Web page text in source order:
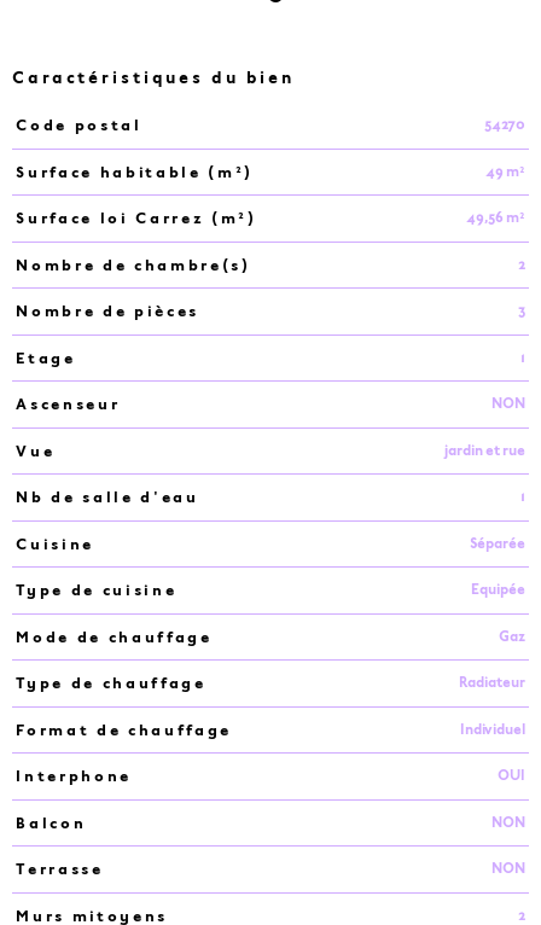
Caractéristiques du bien
Caractéristiques Valeurs
Code postal 54270
Surface habitable (m²) 49 m²
Surface loi Carrez (m²) 49,56 m²
Nombre de chambre(s) 2
Nombre de pièces 3
Etage 1
Ascenseur NON
Vue jardin et rue
Nb de salle d'eau 1
Cuisine Séparée
Type de cuisine Equipée
Mode de chauffage Gaz
Type de chauffage Radiateur
Format de chauffage Individuel
Interphone OUI
Balcon NON
Terrasse NON
Murs mitoyens 2